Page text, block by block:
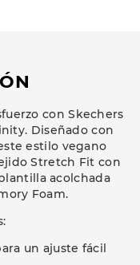
con Skechers
Diseñado con
estilo vegano
Stretch Fit con
acolchada
Foam.
un ajuste fácil